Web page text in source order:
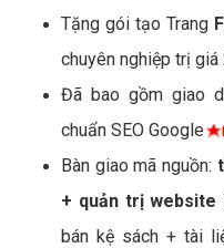
Tặng gói tạo Trang
chuyên nghiệp trị
Đã bao gồm giao
chuẩn SEO Google
Bàn giao mã nguồn:
+ quản trị website
bán kệ sách + tài